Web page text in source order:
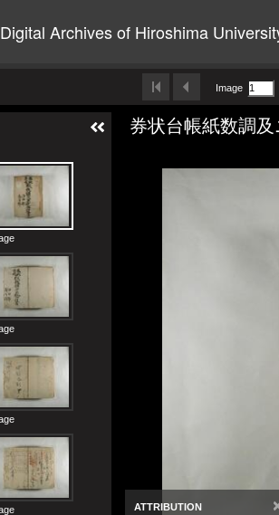
Digital Archives of Hiroshima